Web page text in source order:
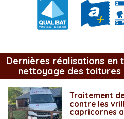
Dernières réalisations en
nettoyage des
Traitement
contre les
capricornes